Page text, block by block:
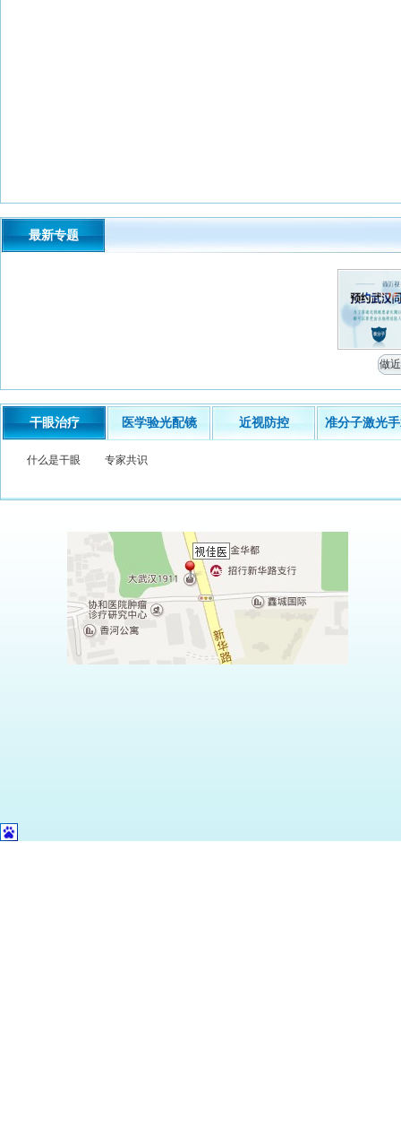
最新专题
做
干眼治疗 医学验光配镜 近视防控 准分子激光
什么是干眼 专家共识